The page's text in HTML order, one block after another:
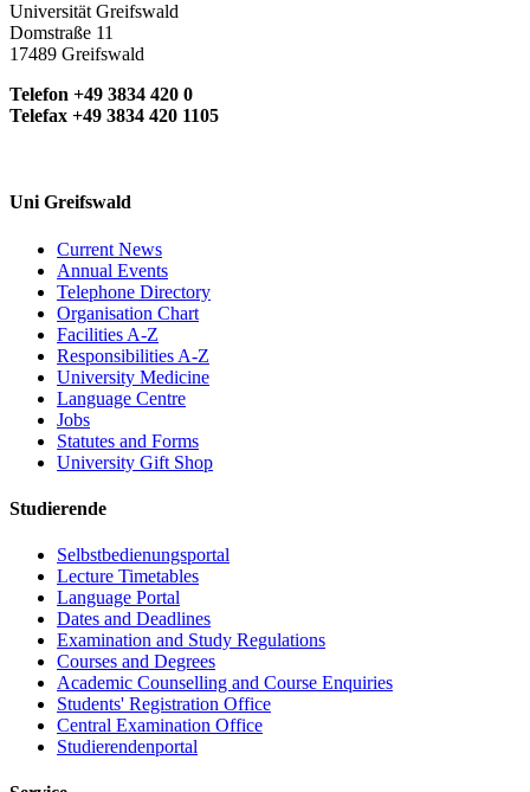
Universität Greifswald
Domstraße 11
17489 Greifswald
Telefon +49 3834 420 0
Telefax +49 3834 420 1105
Uni Greifswald
Current News
Annual Events
Telephone Directory
Organisation Chart
Facilities A-Z
Responsibilities A-Z
University Medicine
Language Centre
Jobs
Statutes and Forms
University Gift Shop
Studierende
Selbstbedienungsportal
Lecture Timetables
Language Portal
Dates and Deadlines
Examination and Study Regulations
Courses and Degrees
Academic Counselling and Course Enquiries
Students' Registration Office
Central Examination Office
Studierendenportal